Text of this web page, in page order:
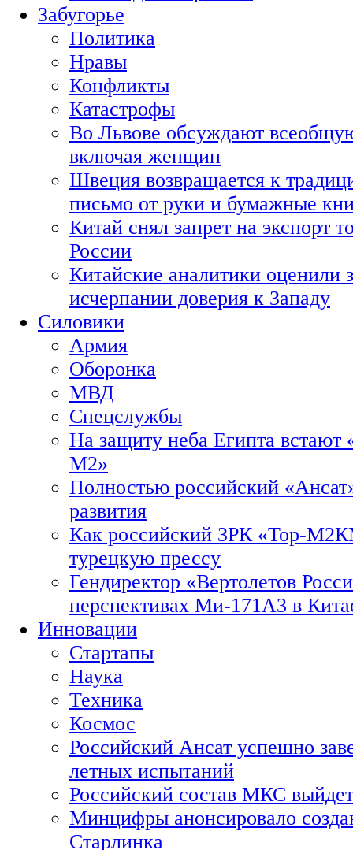
Забугорье
Политика
Нравы
Конфликты
Катастрофы
Во Львове обсуждают
включая женщин
Швеция возвращается к
письмо от руки и бумажные
Китай снял запрет на экспорт
России
Китайские аналитики оценили
исчерпании доверия к Западу
Силовики
Армия
Оборонка
МВД
Спецслужбы
На защиту неба Египта встают
М2»
Полностью российский
развития
Как российский ЗРК «Тор-
турецкую прессу
Гендиректор «Вертолетов
перспективах Ми-171А3 в
Инновации
Стартапы
Наука
Техника
Космос
Российский Ансат успешно
летных испытаний
Российский состав МКС
Минцифры анонсировало
Старлинка